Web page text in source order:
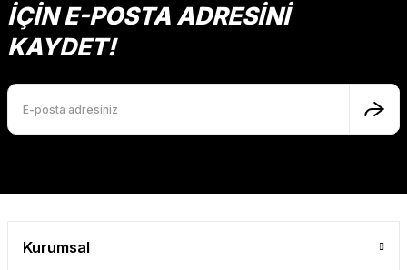
İÇİN E-POSTA ADRESİNİ
KAYDET!
Kurumsal